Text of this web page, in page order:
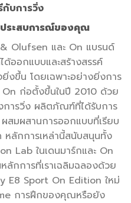
บการวิ่ง
ระสบการณ์ของคุณ
Olufsen และ On แบรนด์
ออกแบบและสร้างสรรค์
งขึ้น โดยเฉพาะอย่างยิ่งการ
On ก่อตั้งขึ้นในปี 2010 ด้วย
การวิ่ง ผลิตภัณฑ์ที่ได้รับการ
สมผสานการออกแบบที่เรียบ
หลักการเหล่านี้สนับสนุนทั้ง
Lab ในเดนมาร์กและ On
ลักการที่เราเฉลิมฉลองด้วย
E8 Sport On Edition ใหม่
การฝึกของคุณหรือยัง